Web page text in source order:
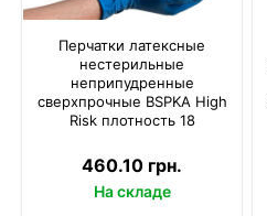
Перчатки латексные
нестерильные
неприпудренные
сверхпрочные BSPKA High
Risk плотность 18
460.10 грн.
На складе